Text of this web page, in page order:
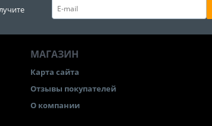
МАГАЗИН
Карта сайта
Отзывы покупателей
О компании